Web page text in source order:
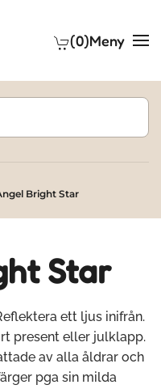
(0)Meny
Bright Star
Star
ett ljus inifrån.
present eller julklapp.
av alla åldrar och
pga sin milda